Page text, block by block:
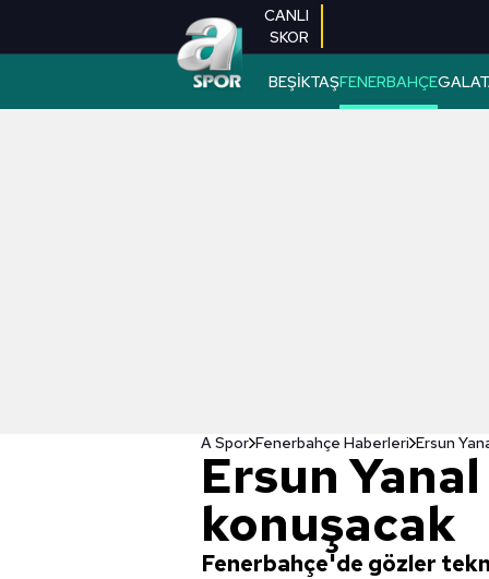
CANLI
SKOR
BEŞİKTAŞFENERBAHÇE
A Spor Fenerbahçe Haberleri Ersun
Ersun
konuşacak
Fenerbahçe'de gözler